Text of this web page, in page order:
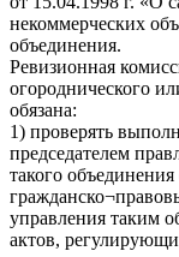
некоммерческих
объединения.
Ревизионная
огороднического
обязана:
1) проверять
председателем
такого
управления таким
актов,